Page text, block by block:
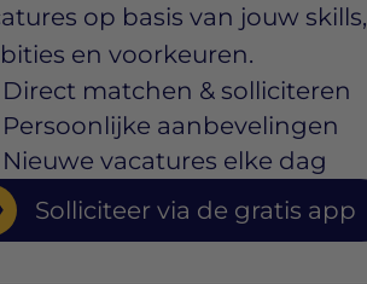
op basis van jouw skills,
en voorkeuren.
Direct matchen & solliciteren
Persoonlijke aanbevelingen
Nieuwe vacatures elke dag
Solliciteer via de gratis app